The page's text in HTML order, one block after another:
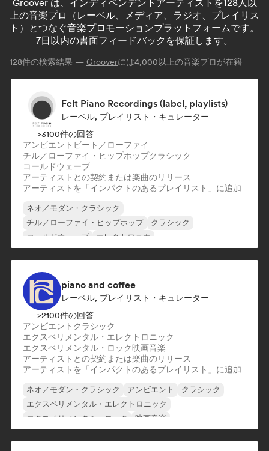
Groover は、インディペンデントアーティストを128人以
上の音楽プロ（レーベル、メディア、ラジオ、プレイリス
ト）とつなぐ音楽プロモーションプラットフォームです。
7日以内の書面フィードバックを保証します。
128件の検索結果 — Grooverには4,000以上の音楽プロが在籍
Felt Piano Recordings (label, playlists)
レーベル, プレイリスト・キュレーター
>3100件の回答
アンビエント ビート／ローファイ
チル／ローファイ・ヒップホップクラシック
コールドウェーブ
アーティストとの契約または楽曲のリリース
アーティストを「インパクトのあるプレイリスト」に追加
ネオ／モダン・クラシック
チル／ローファイ・ヒップホップ
クラシック
コールドウェーブ
エレクトロニカ
piano and coffee
レーベル, プレイリスト・キュレーター
>2100件の回答
アンビエント クラシック
エクスペリメンタル・エレクトロニック
エクスペリメンタル・ロック映画音楽
アーティストとの契約または楽曲のリリース
アーティストを「インパクトのあるプレイリスト」に追加
ネオ／モダン・クラシック アンビエント
クラシック
エクスペリメンタル・エレクトロニック
エクスペリメンタル・ロック
映画音楽